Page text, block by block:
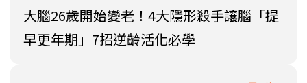
大腦26歲開始變老！4大隱形殺手讓腦「提
早更年期」7招逆齡活化必學